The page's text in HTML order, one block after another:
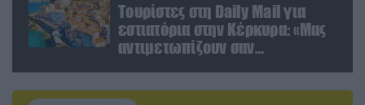
Τουρίστες στη Daily Mail για
εστιατόρια στην Κέρκυρα: «Μας
αντιμετωπίζουν σαν